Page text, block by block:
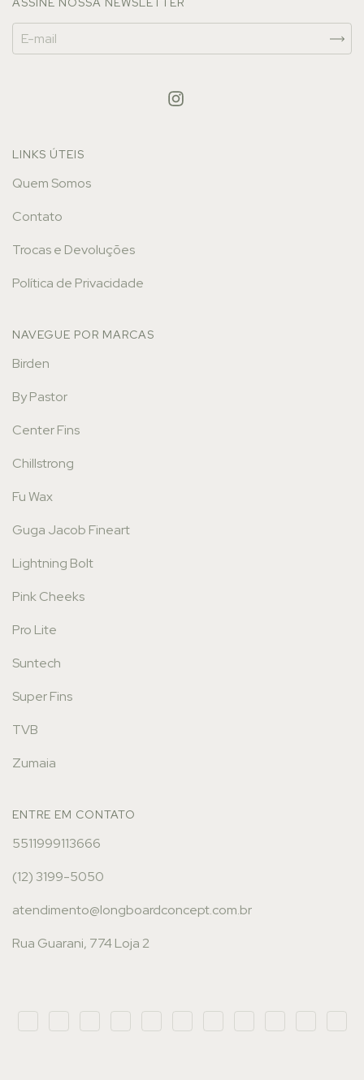
LINKS ÚTEIS
Quem Somos
Contato
Trocas e Devoluções
Política de Privacidade
NAVEGUE POR MARCAS
Birden
By Pastor
Center Fins
Chillstrong
Fu Wax
Guga Jacob Fineart
Lightning Bolt
Pink Cheeks
Pro Lite
Suntech
Super Fins
TVB
Zumaia
ENTRE EM CONTATO
5511999113666
(12) 3199-5050
atendimento@longboardconcept.com.br
Rua Guarani, 774 Loja 2